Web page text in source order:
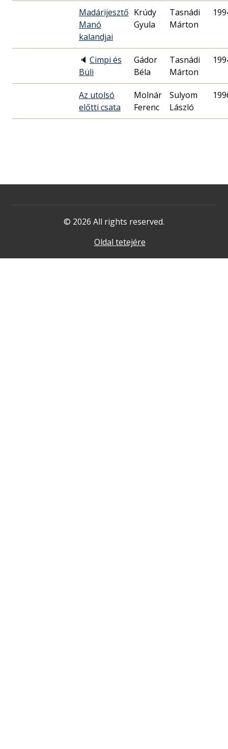
Madárijesztő
Manó
kalandjai
Krúdy
Gyula
Tasnádi
Márton
🔈 Cimpi és
Büli
Gádor
Béla
Tasnádi
Márton
Az utolsó
előtti csata
Molnár
Ferenc
Sulyom
László
© 2026 All rights reserved.
Oldal tetejére